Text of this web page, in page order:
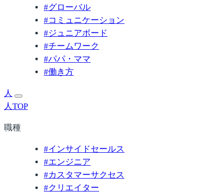
#グローバル
#コミュニケーション
#ジュニアボード
#チームワーク
#パパ・ママ
#働き方
人
人TOP
職種
#インサイドセールス
#エンジニア
#カスタマーサクセス
#クリエイター